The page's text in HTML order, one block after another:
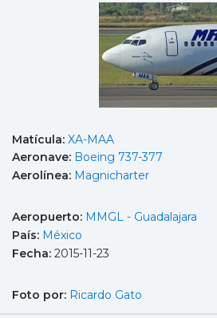
Matícula: XA-MAA
Aeronave: Boeing 737-377
Aerolínea: Magnicharter
Aeropuerto: MMGL - Guadalajara
País: México
Fecha: 2015-11-23
Foto por: Ricardo Gato